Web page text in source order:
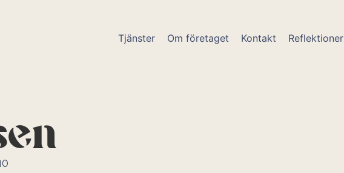
Tjänster Om företaget Kontakt Reflektioner